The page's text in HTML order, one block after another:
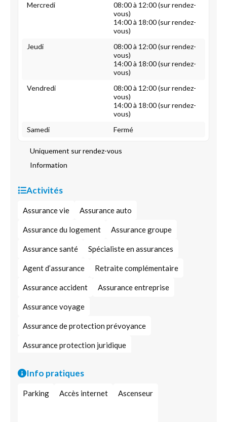
Mercredi
08:00 à 12:00 (sur rendez-
vous)
14:00 à 18:00 (sur rendez-
vous)
Jeudi
08:00 à 12:00 (sur rendez-
vous)
14:00 à 18:00 (sur rendez-
vous)
Vendredi
08:00 à 12:00 (sur rendez-
vous)
14:00 à 18:00 (sur rendez-
vous)
Samedi
Fermé
Uniquement sur rendez-vous
Information
Activités
Assurance vie Assurance auto
Assurance du logement Assurance groupe
Assurance santé Spécialiste en assurances
Agent d’assurance Retraite complémentaire
Assurance accident Assurance entreprise
Assurance voyage
Assurance de protection prévoyance
Assurance protection juridique
Info pratiques
Parking Accès internet Ascenseur